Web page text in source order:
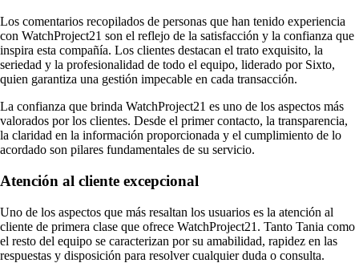
Los comentarios recopilados de personas que han tenido experiencia
con WatchProject21 son el reflejo de la satisfacción y la confianza que
inspira esta compañía. Los clientes destacan el trato exquisito, la
seriedad y la profesionalidad de todo el equipo, liderado por Sixto,
quien garantiza una gestión impecable en cada transacción.
La confianza que brinda WatchProject21 es uno de los aspectos más
valorados por los clientes. Desde el primer contacto, la transparencia,
la claridad en la información proporcionada y el cumplimiento de lo
acordado son pilares fundamentales de su servicio.
Atención al cliente excepcional
Uno de los aspectos que más resaltan los usuarios es la atención al
cliente de primera clase que ofrece WatchProject21. Tanto Tania como
el resto del equipo se caracterizan por su amabilidad, rapidez en las
respuestas y disposición para resolver cualquier duda o consulta.